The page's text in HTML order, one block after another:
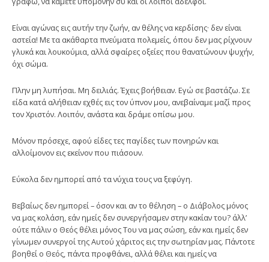
Είναι αγώνας εις αυτήν την ζωήν, αν θέλης να κερδίσης· δεν είναι
αστεία! Με τα ακάθαρτα πνεύμα­τα πολεμείς, όπου δεν μας ρίχνουν
γλυκά και λουκού­μια, αλλά σφαίρες οξείες που θανατώνουν ψυχήν,
όχι σώμα.
Πλην μη λυπήσαι. Μη δειλιάς. Έχεις βοήθειαν. Εγώ σε βαστάζω. Σε
είδα κατά αλήθειαν εχθές εις τον ύπνον μου, ανεβαίναμε μαζί προς
τον Χριστόν. Λοιπόν, ανάστα και δράμε οπίσω μου.
Μόνον πρόσεχε, αφού είδες τες παγίδες των πονηρών και
αλλοίμονον εις εκείνον που πιάσουν.
Εύκολα δεν ημπορεί από τα νύχια τους να ξεφύγη.
Βεβαίως δεν ημπορεί – όσον και αν το θέληση – ο Διάβολος μόνος
να μας κολάση, εάν ημείς δεν συνερ­γήσαμεν στην κακίαν του? άλλ’
ούτε πάλιν ο Θεός θέλει μόνος Του να μας σώση, εάν και ημείς δεν
γίνωμεν συνεργοί της Αυτού χάριτος εις την σωτηρίαν μας. Πάντοτε
βοηθεί ο Θεός, πάντα προφθάνει, αλλά θέλει και ημείς να